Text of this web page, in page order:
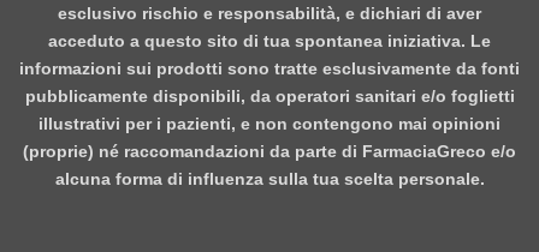
esclusivo rischio e responsabilità, e dichiari di aver
acceduto a questo sito di tua spontanea iniziativa. Le
informazioni sui prodotti sono tratte esclusivamente da fonti
pubblicamente disponibili, da operatori sanitari e/o foglietti
illustrativi per i pazienti, e non contengono mai opinioni
(proprie) né raccomandazioni da parte di FarmaciaGreco e/o
alcuna forma di influenza sulla tua scelta personale.